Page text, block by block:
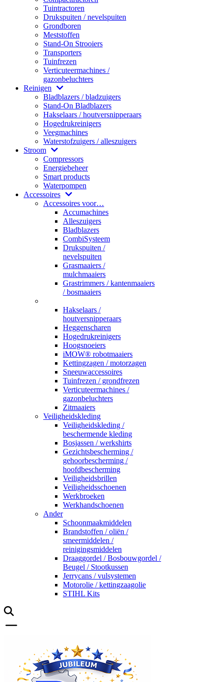
Tuintractoren
Drukspuiten / nevelspuiten
Grondboren
Meststoffen
Stand-On Strooiers
Transporters
Tuinfrezen
Verticuteermachines /
gazonbeluchters
Reinigen
Bladblazers / bladzuigers
Stand-On Bladblazers
Hakselaars / houtversnipperaars
Hogedrukreinigers
Veegmachines
Waterstofzuigers / alleszuigers
Stroom
Compressors
Energiebeheer
Smart products
Waterpompen
Accessoires
Accessoires voor…
Accumachines
Alleszuigers
Bladblazers
CombiSysteem
Drukspuiten /
nevelspuiten
Grasmaaiers /
mulchmaaiers
Grastrimmers / kantenmaaiers
/ bosmaaiers
Hakselaars /
houtversnipperaars
Heggenscharen
Hogedrukreinigers
Hoogsnoeiers
iMOW® robotmaaiers
Kettingzagen / motorzagen
Sneeuwaccessoires
Tuinfrezen / grondfrezen
Verticuteermachines /
gazonbeluchters
Zitmaaiers
Veiligheidskleding
Veiligheidskleding /
beschermende kleding
Bosjassen / werkshirts
Gezichtsbescherming /
gehoorbescherming /
hoofdbescherming
Veiligheidsbrillen
Veiligheidsschoenen
Werkbroeken
Werkhandschoenen
Ander
Schoonmaakmiddelen
Brandstoffen / oliën /
smeermiddelen /
reinigingsmiddelen
Draaggordel / Bosbouwgordel /
Beugel / Stootkussen
Jerrycans / vulsystemen
Motorolie / kettingzaagolie
STIHL Kits